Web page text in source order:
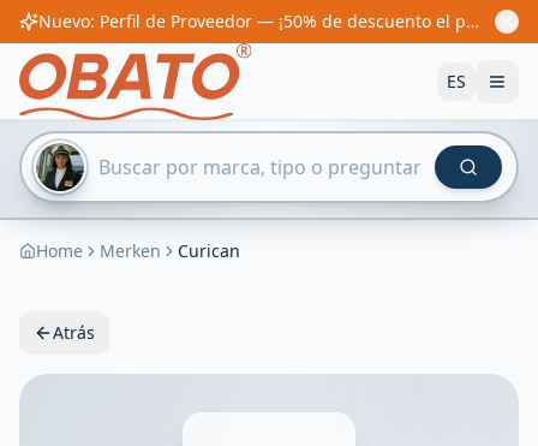
Nuevo: Perfil de Proveedor — ¡50% de descuento el primer año! Desde 60€/año
ES
Home Merken Curican
Atrás